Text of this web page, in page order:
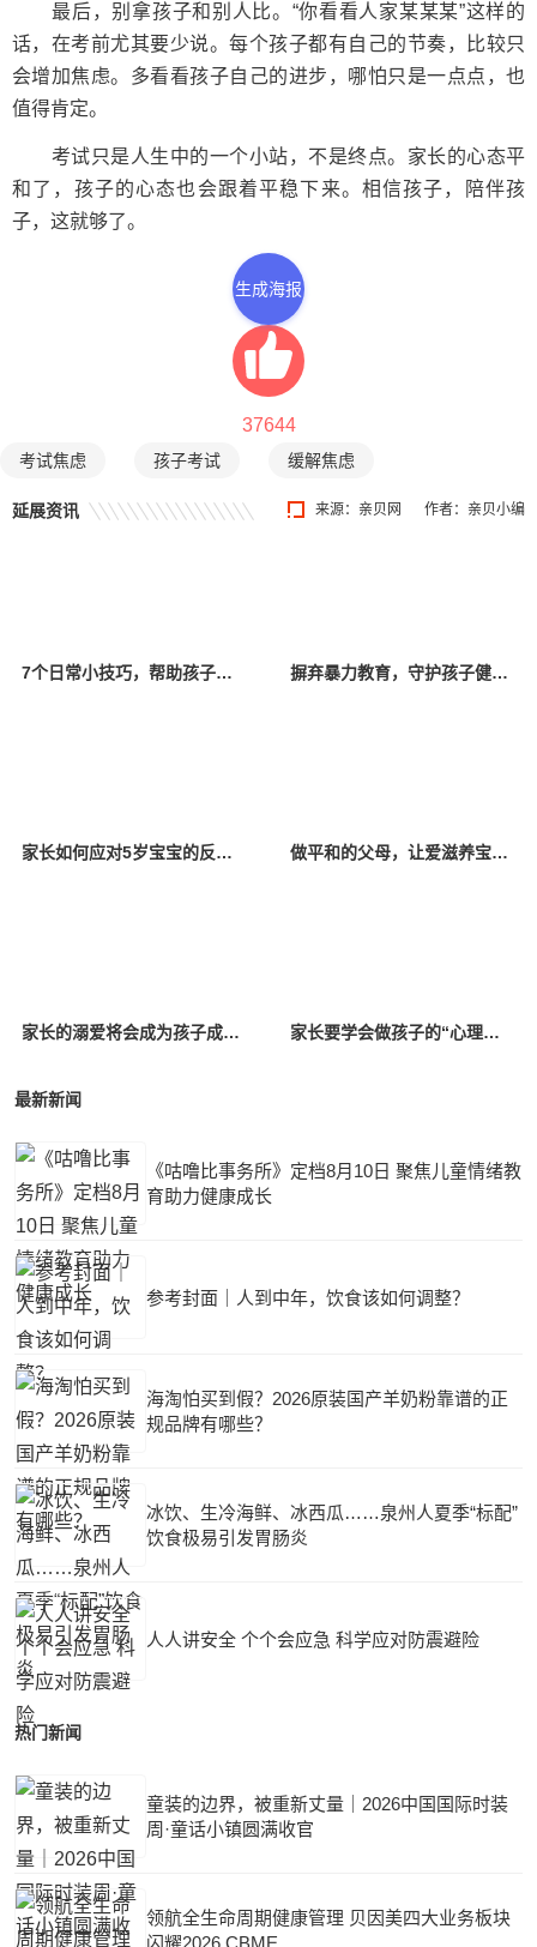
最后，别拿孩子和别人比。“你看看人家某某某”这样的
话，在考前尤其要少说。每个孩子都有自己的节奏，比较只
会增加焦虑。多看看孩子自己的进步，哪怕只是一点点，也
值得肯定。
考试只是人生中的一个小站，不是终点。家长的心态平
和了，孩子的心态也会跟着平稳下来。相信孩子，陪伴孩
子，这就够了。
生成海报
37644
考试焦虑 孩子考试 缓解焦虑
来源： 亲贝网 作者：亲贝小编
延展资讯
7个日常小技巧，帮助孩子提升智力 摒弃暴力教育，守护孩子健康成长
家长如何应对5岁宝宝的反抗行为？这4个小技巧可以了解一下 做平和的父母，让爱滋养宝贝成长
家长的溺爱将会成为孩子成长过程中的枷锁 家长要学会做孩子的“心理医生”
最新新闻
《咕噜比事务所》定档8月10日 聚焦儿童情绪教
育助力健康成长
参考封面｜人到中年，饮食该如何调整？
海淘怕买到假？2026原装国产羊奶粉靠谱的正
规品牌有哪些？
冰饮、生冷海鲜、冰西瓜……泉州人夏季“标配”
饮食极易引发胃肠炎
人人讲安全 个个会应急 科学应对防震避险
热门新闻
童装的边界，被重新丈量｜2026中国国际时装
周·童话小镇圆满收官
领航全生命周期健康管理 贝因美四大业务板块
闪耀2026 CBME